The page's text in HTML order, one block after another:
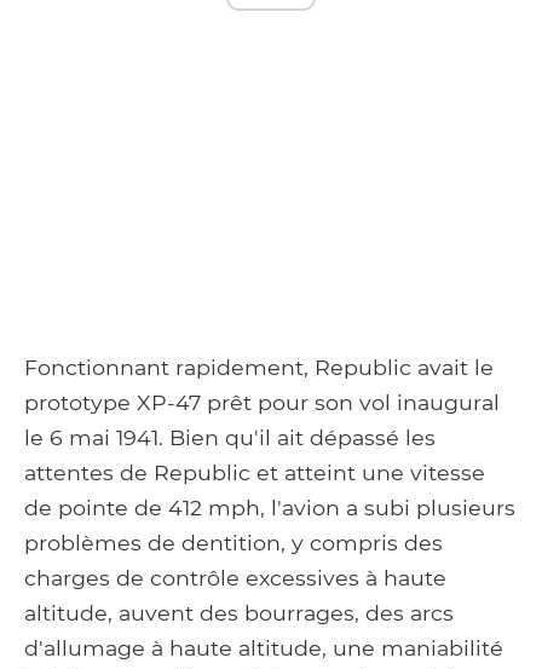
Fonctionnant rapidement, Republic avait le
prototype XP-47 prêt pour son vol inaugural
le 6 mai 1941. Bien qu'il ait dépassé les
attentes de Republic et atteint une vitesse
de pointe de 412 mph, l'avion a subi plusieurs
problèmes de dentition, y compris des
charges de contrôle excessives à haute
altitude, auvent des bourrages, des arcs
d'allumage à haute altitude, une maniabilité